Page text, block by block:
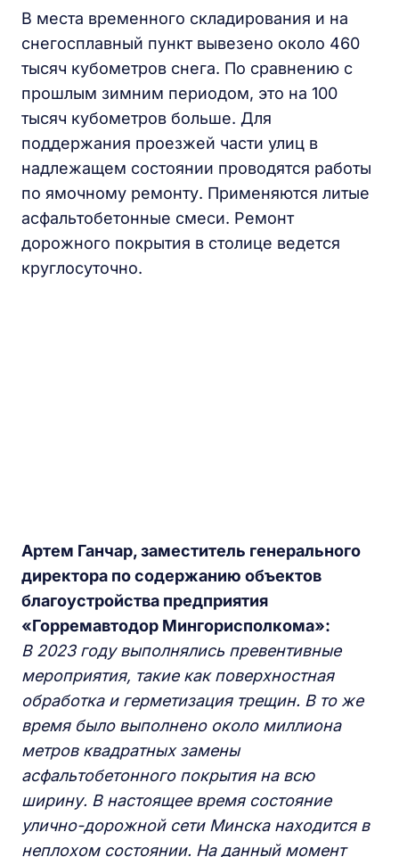
В места временного складирования и на
снегосплавный пункт вывезено около 460
тысяч кубометров снега. По сравнению с
прошлым зимним периодом, это на 100
тысяч кубометров больше. Для
поддержания проезжей части улиц в
надлежащем состоянии проводятся работы
по ямочному ремонту. Применяются литые
асфальтобетонные смеси. Ремонт
дорожного покрытия в столице ведется
круглосуточно.
Артем Ганчар, заместитель генерального
директора по содержанию объектов
благоустройства предприятия
«Горремавтодор Мингорисполкома»:
В 2023 году выполнялись превентивные
мероприятия, такие как поверхностная
обработка и герметизация трещин. В то же
время было выполнено около миллиона
метров квадратных замены
асфальтобетонного покрытия на всю
ширину. В настоящее время состояние
улично-дорожной сети Минска находится в
неплохом состоянии. На данный момент